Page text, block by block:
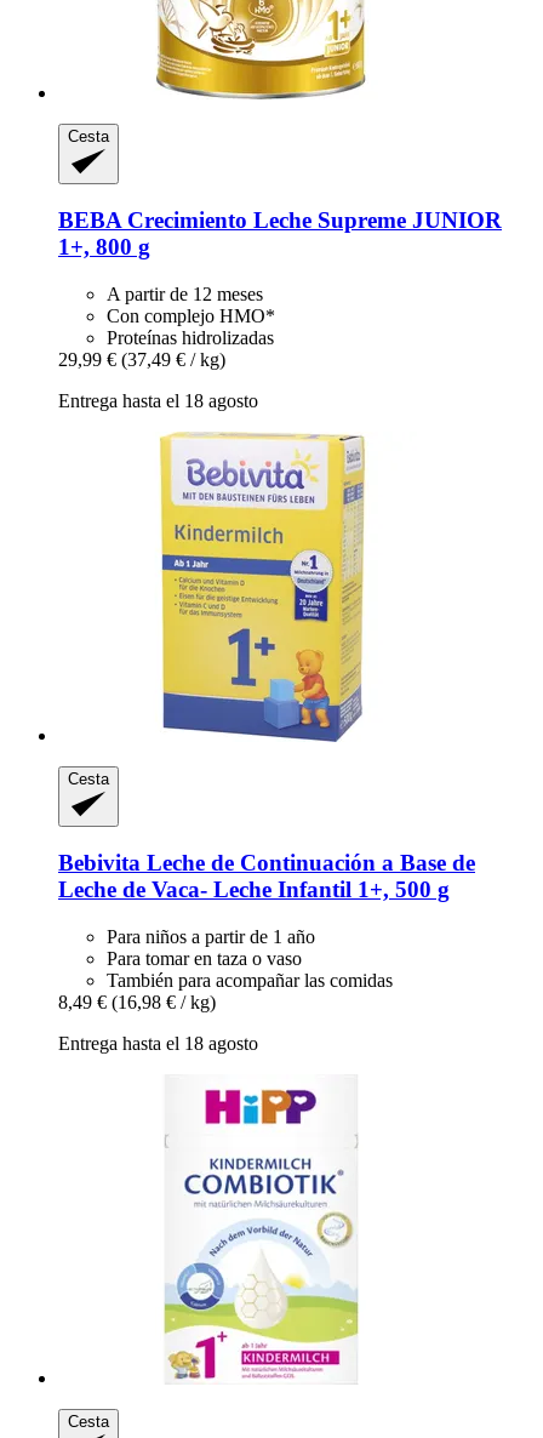
Cesta
BEBA Crecimiento Leche Supreme JUNIOR
1+, 800 g
A partir de 12 meses
Con complejo HMO*
Proteínas hidrolizadas
29,99 € (37,49 € / kg)
Entrega hasta el 18 agosto
Cesta
Bebivita Leche de Continuación a Base de
Leche de Vaca-​ Leche Infantil 1+, 500 g
Para niños a partir de 1 año
Para tomar en taza o vaso
También para acompañar las comidas
8,49 € (16,98 € / kg)
Entrega hasta el 18 agosto
Cesta